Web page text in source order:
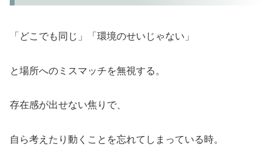
「どこでも同じ」「環境のせいじゃない」
と場所へのミスマッチを無視する。
存在感が出せない焦りで、
自ら考えたり動くことを忘れてしまっている時。